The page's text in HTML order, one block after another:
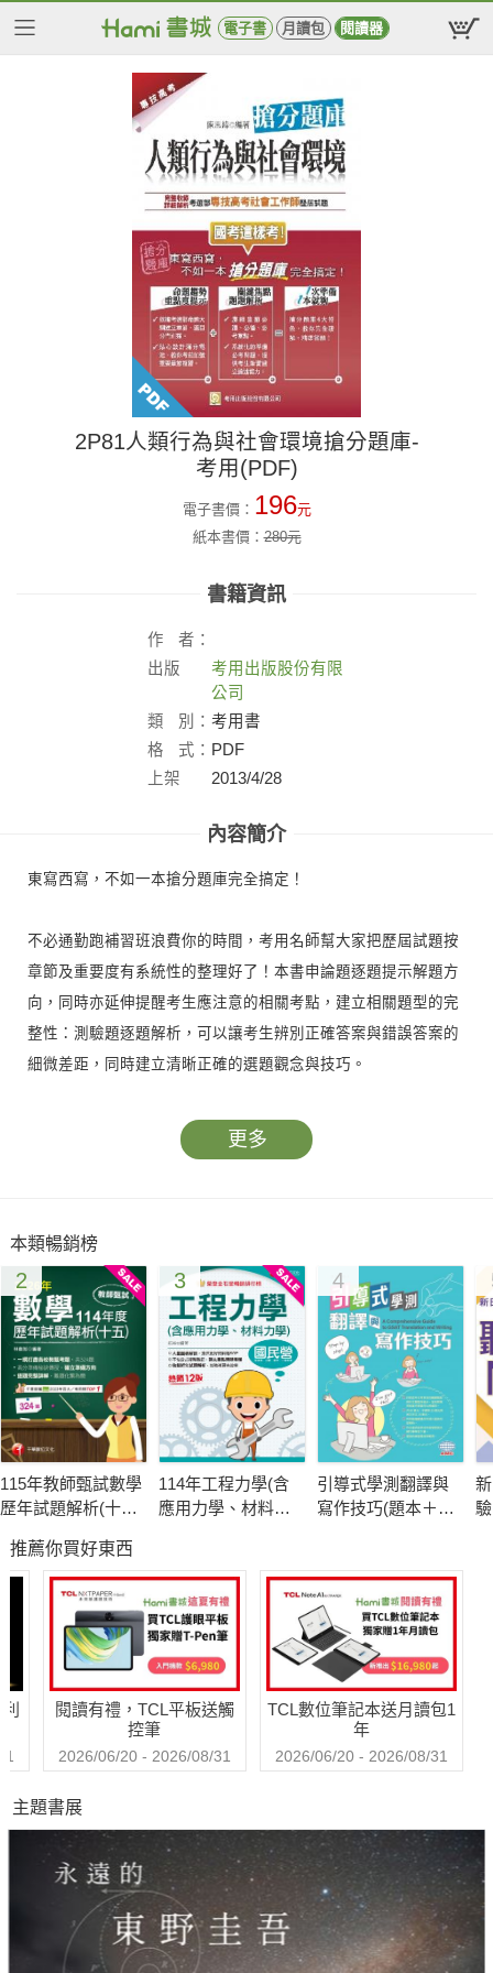
電子書 月讀包 閱讀器
2P81人類行為與社會環境搶分題庫-
考用(PDF)
電子書價： 196元
紙本書價：280元
書籍資訊
作
者：
出版
考用出版股份有限
公司
類
別： 考用書
格
式： PDF
上架
2013/4/28
內容簡介
東寫西寫，不如一本搶分題庫完全搞定！
不必通勤跑補習班浪費你的時間，考用名師幫大家把歷屆試題按
章節及重要度有系統性的整理好了！本書申論題逐題提示解題方
向，同時亦延伸提醒考生應注意的相關考點，建立相關題型的完
整性：測驗題逐題解析，可以讓考生辨別正確答案與錯誤答案的
細微差距，同時建立清晰正確的選題觀念與技巧。
更多
本類暢銷榜
2
115年教師甄試數學
歷年試題解析(十
試]
3
114年工程力學(含
應用力學、材料力
4
引導式學測翻譯與
寫作技巧(題本＋解
推薦你買好東西
閱讀有禮，TCL平板送觸
控筆
2026/06/20 - 2026/08/31
TCL數位筆記本送月讀包1
年
2026/06/20 - 2026/08/31
主題書展